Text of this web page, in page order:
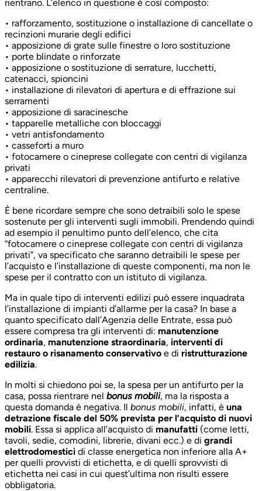
rientrano. L’elenco in questione è così composto:
• rafforzamento, sostituzione o installazione di cancellate o
recinzioni murarie degli edifici
• apposizione di grate sulle finestre o loro sostituzione
• porte blindate o rinforzate
• apposizione o sostituzione di serrature, lucchetti,
catenacci, spioncini
• installazione di rilevatori di apertura e di effrazione sui
serramenti
• apposizione di saracinesche
• tapparelle metalliche con bloccaggi
• vetri antisfondamento
• casseforti a muro
• fotocamere o cineprese collegate con centri di vigilanza
privati
• apparecchi rilevatori di prevenzione antifurto e relative
centraline.
È bene ricordare sempre che sono detraibili solo le spese
sostenute per gli interventi sugli immobili. Prendendo quindi
ad esempio il penultimo punto dell’elenco, che cita
“fotocamere o cineprese collegate con centri di vigilanza
privati”, va specificato che saranno detraibili le spese per
l’acquisto e l’installazione di queste componenti, ma non le
spese per il contratto con un istituto di vigilanza.
Ma in quale tipo di interventi edilizi può essere inquadrata
l’installazione di impianti d’allarme per la casa? In base a
quanto specificato dall’Agenzia delle Entrate, essa può
essere compresa tra gli interventi di: manutenzione
ordinaria, manutenzione straordinaria, interventi di
restauro o risanamento conservativo e di ristrutturazione
edilizia.
In molti si chiedono poi se, la spesa per un antifurto per la
casa, possa rientrare nel bonus mobili, ma la risposta a
questa domanda è negativa. Il bonus mobili, infatti, è una
detrazione fiscale del 50% prevista per l’acquisto di nuovi
mobili. Essa si applica all’acquisto di manufatti (come letti,
tavoli, sedie, comodini, librerie, divani ecc.) e di grandi
elettrodomestici di classe energetica non inferiore alla A+
per quelli provvisti di etichetta, e di quelli sprovvisti di
etichetta nei casi in cui quest’ultima non risulti essere
obbligatoria.